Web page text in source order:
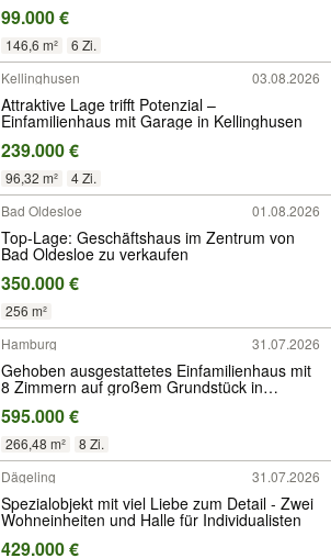
99.000 €
146,6 m²
6 Zi.
Kellinghusen
03.08.2026
Attraktive Lage trifft Potenzial –
Einfamilienhaus mit Garage in Kellinghusen
239.000 €
96,32 m²
4 Zi.
Bad Oldesloe
01.08.2026
Top-Lage: Geschäftshaus im Zentrum von
Bad Oldesloe zu verkaufen
350.000 €
256 m²
Hamburg
31.07.2026
Gehoben ausgestattetes Einfamilienhaus mit
8 Zimmern auf großem Grundstück in
595.000 €
266,48 m²
8 Zi.
Dägeling
31.07.2026
Spezialobjekt mit viel Liebe zum Detail - Zwei
Wohneinheiten und Halle für Individualisten
429.000 €